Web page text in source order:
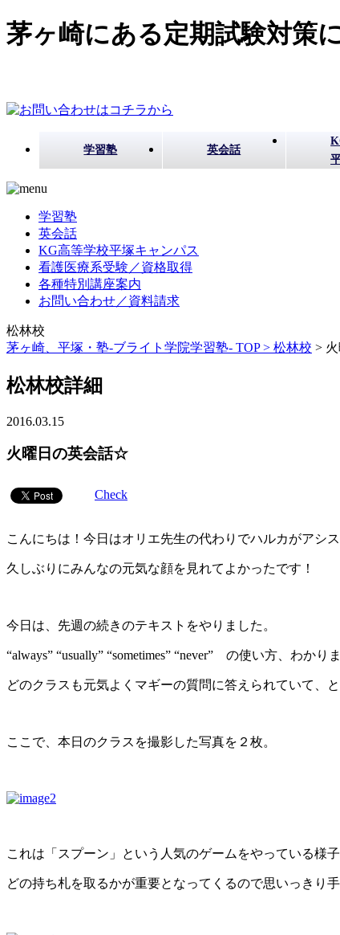
茅ヶ崎にある定期試験対策
学習塾 英会話
学習塾
英会話
KG高等学校平塚キャンパス
看護医療系受験／資格取得
各種特別講座案内
お問い合わせ／資料請求
松林校
茅ヶ崎、平塚・塾-ブライト学院学習塾- TOP > 松林校 >
松林校詳細
2016.03.15
火曜日の英会話☆
Check
こんにちは！今日はオリエ先生の代わりでハルカがアシ
久しぶりにみんなの元気な顔を見れてよかったです！
今日は、先週の続きのテキストをやりました。
“always” “usually” “sometimes” “never” の使い方、わかり
どのクラスも元気よくマギーの質問に答えられていて、
ここで、本日のクラスを撮影した写真を２枚。
これは「スプーン」という人気のゲームをやっている様子
どの持ち札を取るかが重要となってくるので思いっきり